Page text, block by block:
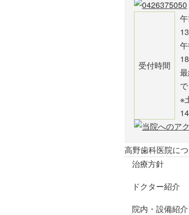
受付時間
で
※
高野歯科医院に
治療方針
ドクター紹介
院内・設備紹介